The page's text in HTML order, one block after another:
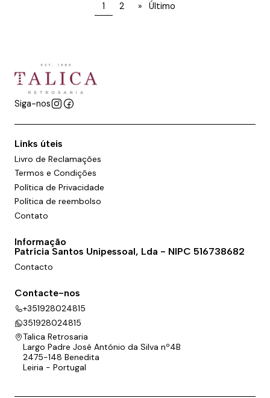
1 2 » Último
Siga-nos
Links úteis
Livro de Reclamações
Termos e Condições
Política de Privacidade
Política de reembolso
Contato
Informação
Patrícia Santos Unipessoal, Lda - NIPC 516738682
Contacto
Contacte-nos
+351928024815
351928024815
Talica Retrosaria
Largo Padre José António da Silva nº4B
2475-148 Benedita
Leiria - Portugal